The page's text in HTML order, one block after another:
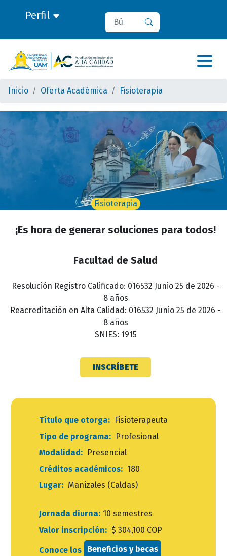
Perfil Buscar
Inicio Oferta Académica Fisioterapia
Fisioterapia
¡Es hora de generar soluciones para todos!
Facultad de Salud
Resolución Registro Calificado: 016532 Junio 25 de 2026 -
8 años
Reacreditación en Alta Calidad: 016532 Junio 25 de 2026 -
8 años
SNIES: 1915
INSCRÍBETE
Título que otorga:Fisioterapeuta
Tipo de programa:Profesional
Modalidad:Presencial
Créditos académicos:180
Lugar:Manizales (Caldas)
Jornada diurna:10 semestres
Valor inscripción:$ 304,100 COP
Conoce los Beneficios y becas